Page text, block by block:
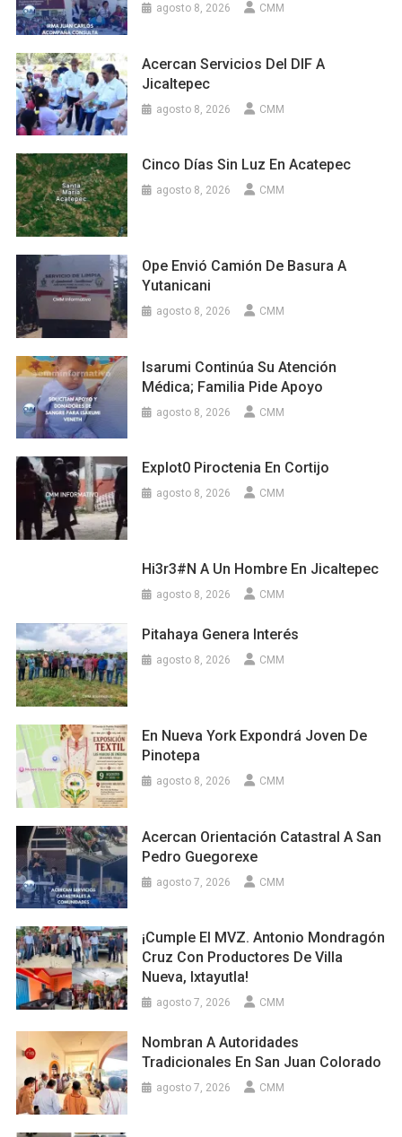
agosto 8, 2026 CMM
Acercan Servicios Del DIF A
Jicaltepec
agosto 8, 2026 CMM
Cinco Días Sin Luz En Acatepec
agosto 8, 2026 CMM
Ope Envió Camión De Basura A
Yutanicani
agosto 8, 2026 CMM
Isarumi Continúa Su Atención
Médica; Familia Pide Apoyo
agosto 8, 2026 CMM
Explot0 Piroctenia En Cortijo
agosto 8, 2026 CMM
Hi3r3#n A Un Hombre En Jicaltepec
agosto 8, 2026 CMM
Pitahaya Genera Interés
agosto 8, 2026 CMM
En Nueva York Expondrá Joven De
Pinotepa
agosto 8, 2026 CMM
Acercan Orientación Catastral A San
Pedro Guegorexe
agosto 7, 2026 CMM
¡Cumple El MVZ. Antonio Mondragón
Cruz Con Productores De Villa
Nueva, Ixtayutla!
agosto 7, 2026 CMM
Nombran A Autoridades
Tradicionales En San Juan Colorado
agosto 7, 2026 CMM